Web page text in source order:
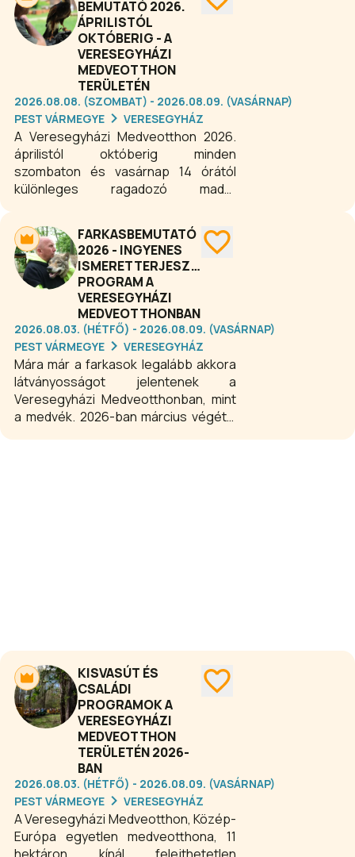
meg a medvék viselkedését etetés
közben, miközben érdekes
információkkal is gazdagodhatunk. Ha
különleges, élménydús hétvégi
programot keresel, a Veresegyházi
Medveotthon látványetetése
tökéletes választás családok,
csoportok és természetkedvelők
számára.
BEMUTATÓ 2026.
ÁPRILISTÓL
OKTÓBERIG - A
VERESEGYHÁZI
MEDVEOTTHON
TERÜLETÉN
2026.08.08. (SZOMBAT) - 2026.08.09. (VASÁRNAP)
PEST VÁRMEGYE
VERESEGYHÁZ
A Veresegyházi Medveotthon 2026.
áprilistól októberig minden
szombaton és vasárnap 14 órától
különleges ragadozó madár
program főszereplői Stio, a Harris-
ölyv, Kira, az amerikai fehérfejű
rétisas, valamint Andy, a hím afrikai
uhu, akik testközelből mutatják be
látványos képességeiket. Ne hagyd ki
ezt az egyedülálló lehetőséget, hogy
testközelből tapasztald meg a
ragadozó madarak erejét és
ügyességét, miközben érdekes
történeteket és titkokat tudhatsz
meg Stio, Kira és Andy
mindennapjairól.
FARKASBEMUTATÓ
2026 - INGYENES
ISMERETTERJESZTŐ
PROGRAM A
VERESEGYHÁZI
MEDVEOTTHONBAN
2026.08.03. (HÉTFŐ) - 2026.08.09. (VASÁRNAP)
PEST VÁRMEGYE
VERESEGYHÁZ
Mára már a farkasok legalább akkora
látványosságot jelentenek a
Veresegyházi Medveotthonban, mint
a medvék. 2026-ban március végétől
KISVASÚT ÉS
CSALÁDI
PROGRAMOK A
VERESEGYHÁZI
MEDVEOTTHON
TERÜLETÉN 2026-
BAN
2026.08.03. (HÉTFŐ) - 2026.08.09. (VASÁRNAP)
PEST VÁRMEGYE
VERESEGYHÁZ
A Veresegyházi Medveotthon, Közép-
Európa egyetlen medveotthona, 11